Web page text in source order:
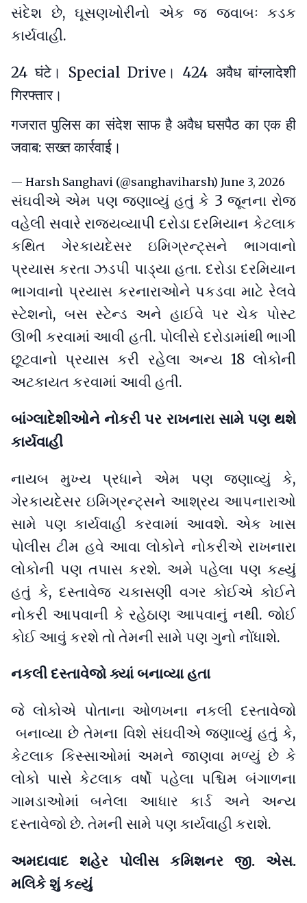
સંદેશ છે, ઘૂસણખોરીનો એક જ જવાબઃ કડક
કાર્યવાહી.
24 घंटे। Special Drive। 424 अवैध बांग्लादेशी
गिरफ्तार।
गजरात पुलिस का संदेश साफ है अवैध घसपैठ का एक ही
जवाब: सख्त कार्रवाई।
— Harsh Sanghavi (@sanghaviharsh) June 3, 2026
સંઘવીએ એમ પણ જણાવ્યું હતું કે 3 જૂનના રોજ
વહેલી સવારે રાજ્યવ્યાપી દરોડા દરમિયાન કેટલાક
કથિત ગેરકાયદેસર ઇમિગ્રન્ટ્સને ભાગવાનો
પ્રયાસ કરતા ઝડપી પાડ્યા હતા. દરોડા દરમિયાન
ભાગવાનો પ્રયાસ કરનારાઓને પકડવા માટે રેલવે
સ્ટેશનો, બસ સ્ટેન્ડ અને હાઈવે પર ચેક પોસ્ટ
ઊભી કરવામાં આવી હતી. પોલીસે દરોડામાંથી ભાગી
છૂટવાનો પ્રયાસ કરી રહેલા અન્ય 18 લોકોની
અટકાયત કરવામાં આવી હતી.
બાંગ્લાદેશીઓને નોકરી પર રાખનારા સામે પણ થશે
કાર્યવાહી
નાયબ મુખ્ય પ્રધાને એમ પણ જણાવ્યું કે,
ગેરકાયદેસર ઇમિગ્રન્ટ્સને આશ્રય આપનારાઓ
સામે પણ કાર્યવાહી કરવામાં આવશે. એક ખાસ
પોલીસ ટીમ હવે આવા લોકોને નોકરીએ રાખનારા
લોકોની પણ તપાસ કરશે. અમે પહેલા પણ કહ્યું
હતું કે, દસ્તાવેજ ચકાસણી વગર કોઈએ કોઈને
નોકરી આપવાની કે રહેઠાણ આપવાનું નથી. જોઈ
કોઈ આવું કરશે તો તેમની સામે પણ ગુનો નોંધાશે.
નકલી દસ્તાવેજો ક્યાં બનાવ્યા હતા
જે લોકોએ પોતાના ઓળખના નકલી દસ્તાવેજો
બનાવ્યા છે તેમના વિશે સંઘવીએ જણાવ્યું હતું કે,
કેટલાક કિસ્સાઓમાં અમને જાણવા મળ્યું છે કે
લોકો પાસે કેટલાક વર્ષો પહેલા પશ્ચિમ બંગાળના
ગામડાઓમાં બનેલા આધાર કાર્ડ અને અન્ય
દસ્તાવેજો છે. તેમની સામે પણ કાર્યવાહી કરાશે.
અમદાવાદ શહેર પોલીસ કમિશનર જી. એસ.
મલિકે શું કહ્યું